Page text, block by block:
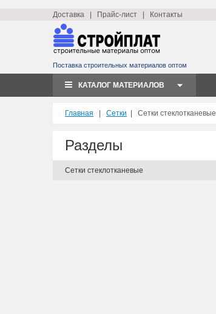
Доставка Прайс-лист Контакты
Поставка строительных материалов оптом
КАТАЛОГ МАТЕРИАЛОВ
Главная Сетки Сетки стеклотканевые
Разделы
Сетки стеклотканевые